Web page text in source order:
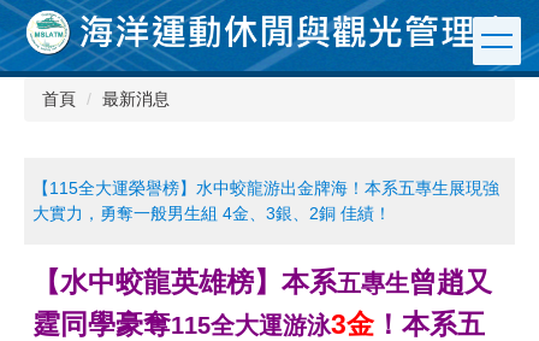
跳
到
主
首頁 最新消息
【115全大運榮譽榜】水中蛟龍游出金牌海！本系五專生展現強
大實力，勇奪一般男生組 4金、3銀、2銅 佳績！
【水中蛟龍英雄榜】 本系五專生曾趙又
霆同學豪奪115全大運游泳3金 ！ 本系五